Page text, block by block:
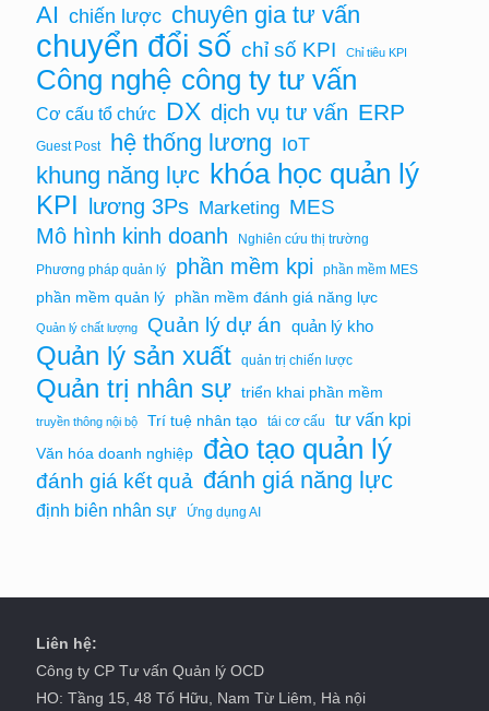
AI chiến lược chuyên gia tư vấn
chuyển đổi số chỉ số KPI Chỉ tiêu KPI
Công nghệ công ty tư vấn
Cơ cấu tổ chức DX dịch vụ tư vấn ERP
Guest Post hệ thống lương IoT
khung năng lực khóa học quản lý
KPI lương 3Ps Marketing MES
Mô hình kinh doanh
Nghiên cứu thị trường
Phương pháp quản lý
phần mềm kpi phần mềm MES
phần mềm quản lý phần mềm đánh giá năng lực
Quản lý chất lượng Quản lý dự án quản lý kho
Quản lý sản xuất quản trị chiến lược
Quản trị nhân sự triển khai phần mềm
truyền thông nội bộ Trí tuệ nhân tạo tái cơ cấu tư vấn kpi
Văn hóa doanh nghiệp đào tạo quản lý
đánh giá kết quả đánh giá năng lực
định biên nhân sự Ứng dụng AI
Liên hệ:
Công ty CP Tư vấn Quản lý OCD
HO: Tầng 15, 48 Tố Hữu, Nam Từ Liêm, Hà nội